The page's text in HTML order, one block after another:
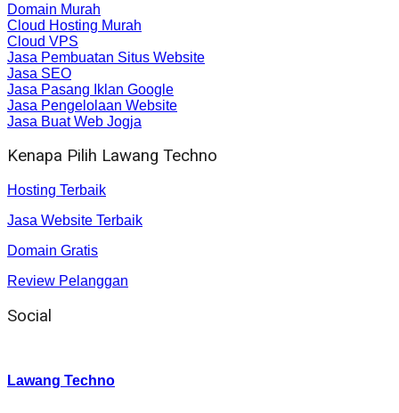
Domain Murah
Cloud Hosting Murah
Cloud VPS
Jasa Pembuatan Situs Website
Jasa SEO
Jasa Pasang Iklan Google
Jasa Pengelolaan Website
Jasa Buat Web Jogja
Kenapa Pilih Lawang Techno
Hosting Terbaik
Jasa Website Terbaik
Domain Gratis
Review Pelanggan
Social
Lawang Techno